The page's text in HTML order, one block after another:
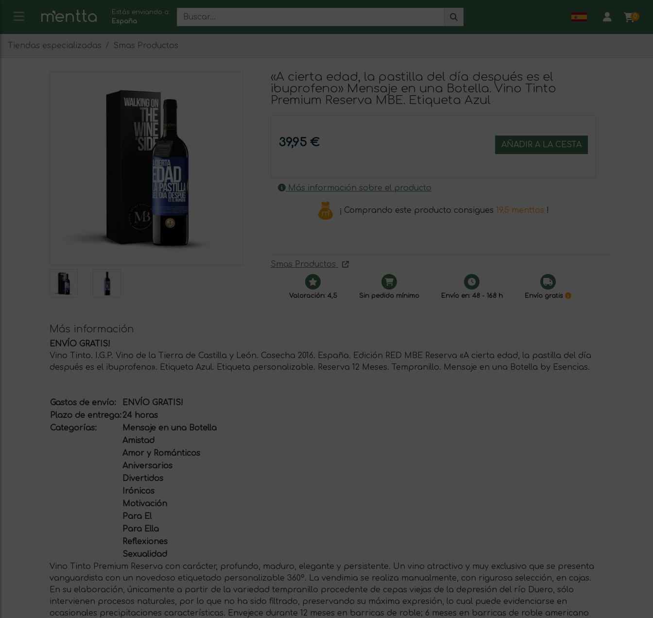
Estás enviando a:
España
0
Tiendas especializadas Smas Productos
«A cierta edad, la pastilla del día después es el
ibuprofeno» Mensaje en una Botella. Vino Tinto
Premium Reserva MBE. Etiqueta Azul
39,95 € AÑADIR A LA CESTA
Más información sobre el producto
¡ Comprando este producto consigues 19.5 menttos !
Smas Productos
Valoración: 4,5 Sin pedido mínimo Envío en: 48 - 168 h Envío gratis
Más información
ENVÍO GRATIS!
Vino Tinto. I.G.P. Vino de la Tierra de Castilla y León. Cosecha 2016. España. Edición RED MBE Reserva «A cierta edad, la pastilla del día
después es el ibuprofeno». Etiqueta Azul. Etiqueta personalizable. Reserva 12 Meses. Tempranillo. Mensaje en una Botella by Esencias.
Gastos de envío:
ENVÍO GRATIS!
Plazo de entrega:24 horas
Categorías:
Mensaje en una Botella
Amistad
Amor y Románticos
Aniversarios
Divertidos
Irónicos
Motivación
Para El
Para Ella
Reflexiones
Sexualidad
Vino Tinto Premium Reserva con carácter, profundo, maduro, elegante y persistente. Un vino atractivo y muy exclusivo que se presenta
vanguardista con un novedoso etiquetado personalizable 360º. La vendimia se realiza manualmente, con rigurosa selección, en cajas.
En su elaboración, únicamente a partir de la variedad tempranillo procedente de cepas viejas de la depresión del río Duero, sólo
intervienen procesos naturales, por lo que no ha sido filtrado, preservando su máxima expresión, lo cual puede evidenciarse en
ocasionales precipitaciones características. Envejece durante 12 meses en barricas de roble; 6 meses en barricas de roble americano